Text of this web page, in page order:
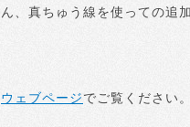
、真ちゅう線を使っての追
ウェブページでご覧ください。